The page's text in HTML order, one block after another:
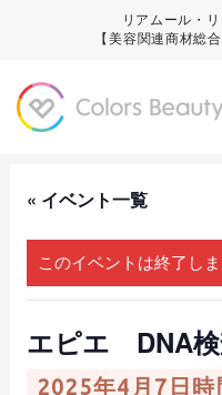
リアムール・
【美容関連商材総
« イベント一覧
このイベントは終了しま
エピエ DNA検
2025年4月7日